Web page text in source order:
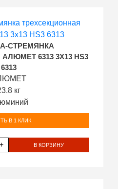
СТРЕМЯНКА
6313 3Х13 HS3
6313
кг
В 1 КЛИК
В КОРЗИНУ